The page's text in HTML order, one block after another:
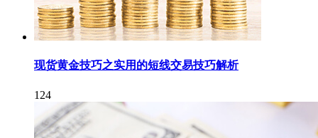
现货黄金技巧之实用的短线交易技巧解析
124